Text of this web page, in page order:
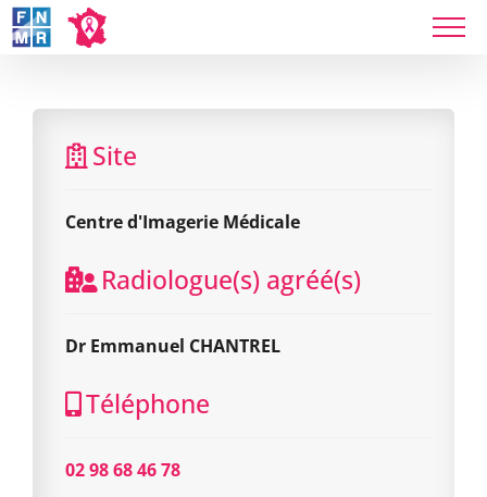
Skip
to
Site
Centre d'Imagerie Médicale
Radiologue(s) agréé(s)
Dr Emmanuel CHANTREL
Téléphone
02 98 68 46 78